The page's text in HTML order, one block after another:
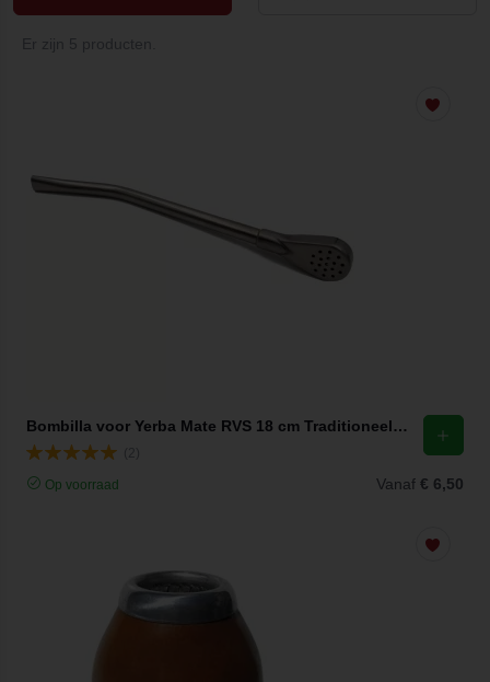
Bombilla voor Yerba Mate RVS 18 cm Traditioneel Chacult
Op voorraad Vanaf € 6,50